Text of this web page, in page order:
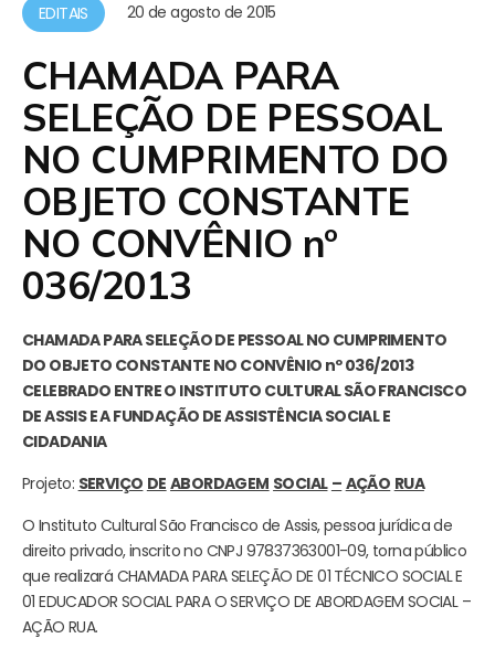
EDITAIS 20 de agosto de 2015
CHAMADA PARA
SELEÇÃO DE PESSOAL
NO CUMPRIMENTO DO
OBJETO CONSTANTE
NO CONVÊNIO nº
036/2013
CHAMADA PARA SELEÇÃO DE PESSOAL NO CUMPRIMENTO
DO OBJETO CONSTANTE NO CONVÊNIO nº 036/2013
CELEBRADO ENTRE O INSTITUTO CULTURAL SÃO FRANCISCO
DE ASSIS E A FUNDAÇÃO DE ASSISTÊNCIA SOCIAL E
CIDADANIA
Projeto: SERVIÇO DE ABORDAGEM SOCIAL – AÇÃO RUA
O Instituto Cultural São Francisco de Assis, pessoa jurídica de
direito privado, inscrito no CNPJ 97837363001-09, torna público
que realizará CHAMADA PARA SELEÇÃO DE 01 TÉCNICO SOCIAL E
01 EDUCADOR SOCIAL PARA O SERVIÇO DE ABORDAGEM SOCIAL –
AÇÃO RUA.